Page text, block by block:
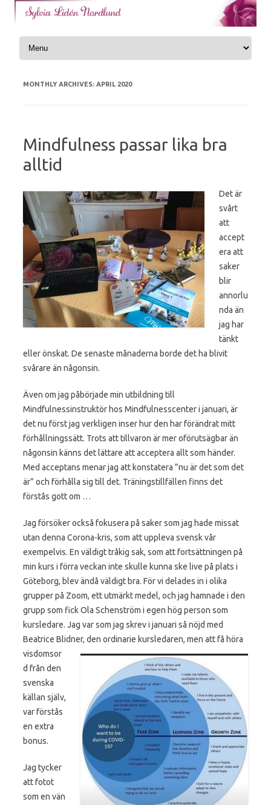
Skip to content
MONTHLY ARCHIVES: APRIL 2020
Mindfulness passar lika bra
alltid
Det är
svårt
att
accept
era att
saker
blir
annorlu
nda än
jag har
tänkt
eller önskat. De senaste månaderna borde det ha blivit
svårare än någonsin.
Även om jag påbörjade min utbildning till
Mindfulnessinstruktör hos Mindfulnesscenter i januari, är
det nu först jag verkligen inser hur den har förändrat mitt
förhållningssätt. Trots att tillvaron är mer oförutsägbar än
någonsin känns det lättare att acceptera allt som händer.
Med acceptans menar jag att konstatera ”nu är det som det
är” och förhålla sig till det. Träningstillfällen finns det
förstås gott om …
Jag försöker också fokusera på saker som jag hade missat
utan denna Corona-kris, som att uppleva svensk vår
exempelvis. En väldigt tråkig sak, som att fortsättningen på
min kurs i förra veckan inte skulle kunna ske live på plats i
Göteborg, blev ändå väldigt bra. För vi delades in i olika
grupper på Zoom, ett utmärkt medel, och jag hamnade i den
grupp som fick Ola Schenström i egen hög person som
kursledare. Jag var som jag skrev i januari så nöjd med
Beatrice Blidner, den ordinarie kursledaren, men att få höra
visdomsor
d från den
svenska
källan själv,
var förstås
en extra
bonus.
Jag tycker
att fotot
som en vän